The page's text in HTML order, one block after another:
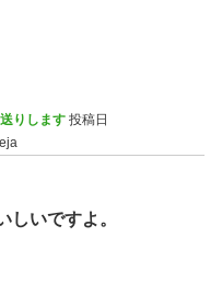
りします 投稿日
しいですよ。